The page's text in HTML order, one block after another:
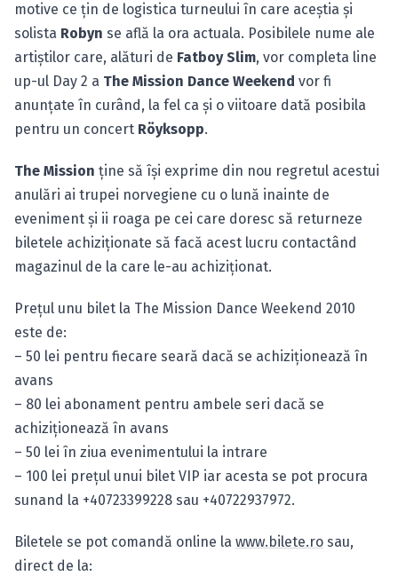
motive ce ţin de logistica turneului în care aceştia şi
solista Robyn se află la ora actuala. Posibilele nume ale
artiştilor care, alături de Fatboy Slim, vor completa line
up-ul Day 2 a The Mission Dance Weekend vor fi
anunţate în curând, la fel ca şi o viitoare dată posibila
pentru un concert Röyksopp.
The Mission ţine să îşi exprime din nou regretul acestui
anulări ai trupei norvegiene cu o lună inainte de
eveniment şi ii roaga pe cei care doresc să returneze
biletele achiziţionate să facă acest lucru contactând
magazinul de la care le-au achiziţionat.
Preţul unu bilet la The Mission Dance Weekend 2010
este de:
– 50 lei pentru fiecare seară dacă se achiziţionează în
avans
– 80 lei abonament pentru ambele seri dacă se
achiziţionează în avans
– 50 lei în ziua evenimentului la intrare
– 100 lei preţul unui bilet VIP iar acesta se pot procura
sunand la +40723399228 sau +40722937972.
Biletele se pot comandă online la www.bilete.ro sau,
direct de la: